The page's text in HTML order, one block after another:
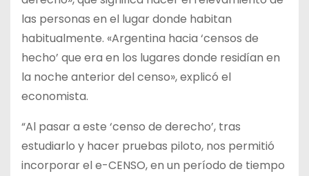
las personas en el lugar donde habitan
habitualmente. «Argentina hacia ‘censos de
hecho’ que era en los lugares donde residían en
la noche anterior del censo», explicó el
economista.
“Al pasar a este ‘censo de derecho’, tras
estudiarlo y hacer pruebas piloto, nos permitió
incorporar el e-CENSO, en un período de tiempo